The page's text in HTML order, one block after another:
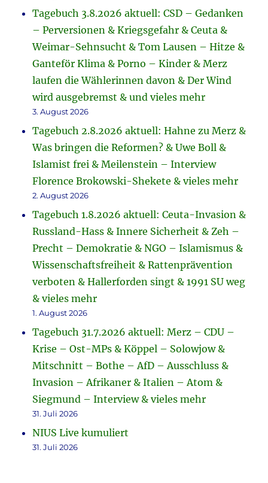
Tagebuch 3.8.2026 aktuell: CSD – Gedanken
– Perversionen & Kriegsgefahr & Ceuta &
Weimar-Sehnsucht & Tom Lausen – Hitze &
Ganteför Klima & Porno – Kinder & Merz
laufen die Wählerinnen davon & Der Wind
wird ausgebremst & und vieles mehr
3. August 2026
Tagebuch 2.8.2026 aktuell: Hahne zu Merz &
Was bringen die Reformen? & Uwe Boll &
Islamist frei & Meilenstein – Interview
Florence Brokowski-Shekete & vieles mehr
2. August 2026
Tagebuch 1.8.2026 aktuell: Ceuta-Invasion &
Russland-Hass & Innere Sicherheit & Zeh –
Precht – Demokratie & NGO – Islamismus &
Wissenschaftsfreiheit & Rattenprävention
verboten & Hallerforden singt & 1991 SU weg
& vieles mehr
1. August 2026
Tagebuch 31.7.2026 aktuell: Merz – CDU –
Krise – Ost-MPs & Köppel – Solowjow &
Mitschnitt – Bothe – AfD – Ausschluss &
Invasion – Afrikaner & Italien – Atom &
Siegmund – Interview & vieles mehr
31. Juli 2026
NIUS Live kumuliert
31. Juli 2026